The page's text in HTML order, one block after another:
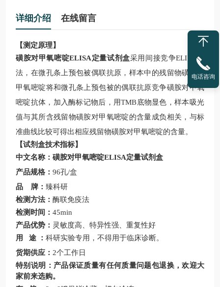
详细介绍 在线留言
【测定原理】
磺胺对甲氧嘧啶ELISA定量试剂盒采用间接竞争ELISA方
法，在微孔条上预包被偶联抗原，样本中的残留物磺胺对
甲氧嘧啶将和微孔条上预包被的偶联抗原竞争磺胺对甲氧
嘧啶抗体，加入酶标记物后，用TMB底物显色，样本吸光
值与其所含残留物磺胺对甲氧嘧啶的含量成负相关，与标
准曲线比较可得出相应残留物磺胺对甲氧嘧啶的含量。
【试剂盒技术指标】
中文名称： 磺胺对甲氧嘧啶ELISA定量试剂盒
产品规格： 96孔/盒
品
牌： 臻科研
检测方法： 酶联免疫法
检测时间： 45min
产品优势： 灵敏度高、特异性强、重复性好
用
途 ： 科研实验专用，不得用于临床诊断。
货期供应： 2个工作日
特别说明：产品保证质量有任何质量问题包退换，欢迎大
家前来选购。
电话咨询